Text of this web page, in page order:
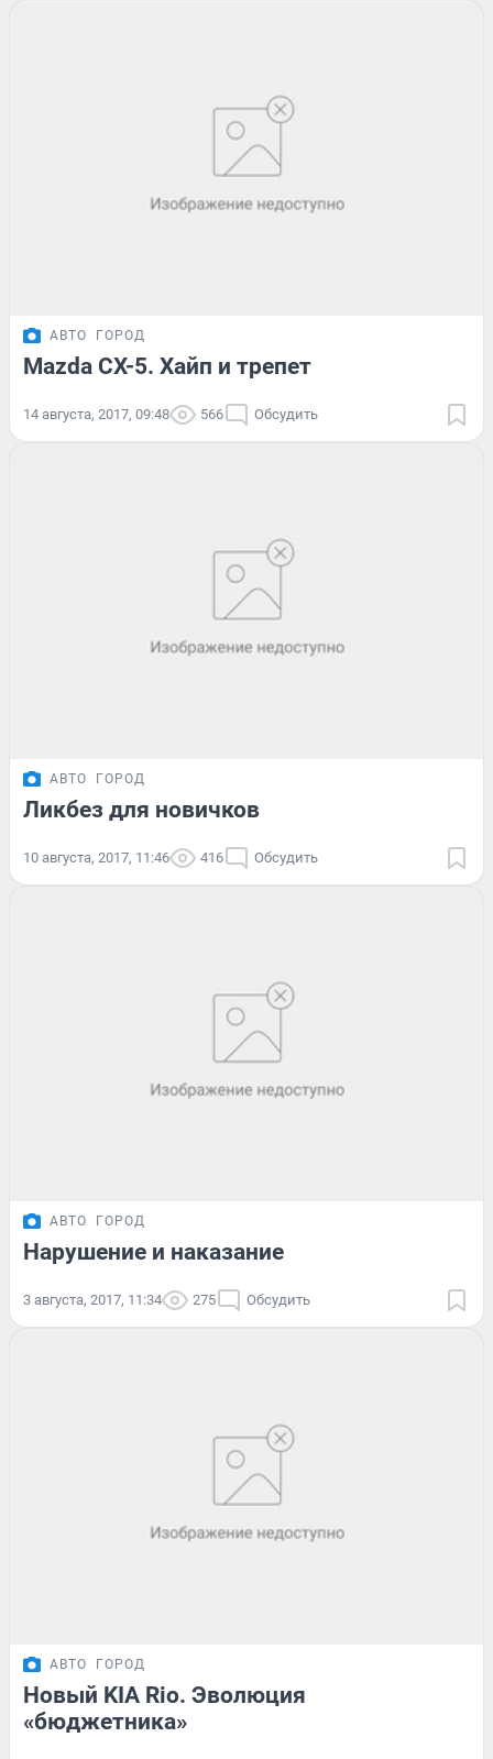
АВТО ГОРОД
Mazda CX-5. Хайп и трепет
14 августа, 2017, 09:48 566 Обсудить
АВТО ГОРОД
Ликбез для новичков
10 августа, 2017, 11:46 416 Обсудить
АВТО ГОРОД
Нарушение и наказание
3 августа, 2017, 11:34 275 Обсудить
АВТО ГОРОД
Новый KIA Rio. Эволюция
«бюджетника»